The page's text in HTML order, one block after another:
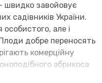
швидко завойовує
садівників України.
але і
добре переносять
комерційну
абрикоса
негоду.